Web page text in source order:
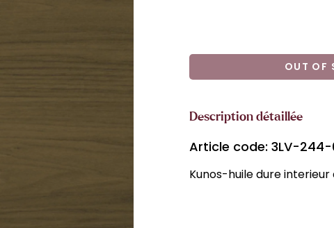
OUT OF
Description détaillée
Article code: 3LV-244-
Kunos-huile dure interieur